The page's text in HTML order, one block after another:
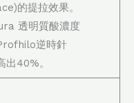
的提拉效果。
透明質酸濃度
逆時針
40%。